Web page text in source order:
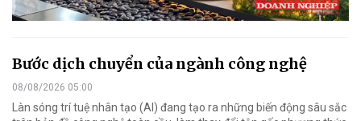
Bước dịch chuyển của ngành công nghệ
08/08/2026 05:00
Làn sóng trí tuệ nhân tạo (AI) đang tạo ra những biến động sâu sắc